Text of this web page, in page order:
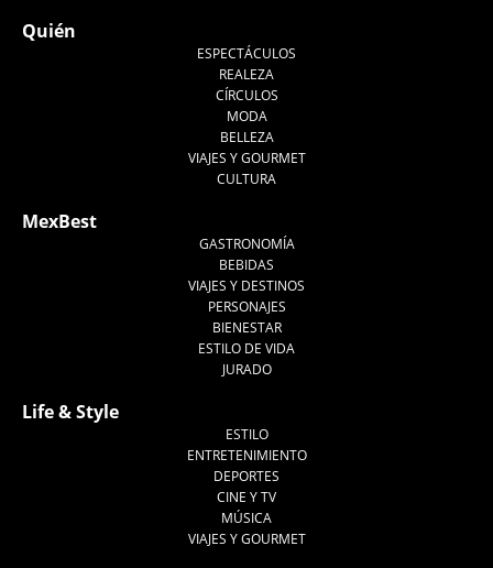
Quién
ESPECTÁCULOS
REALEZA
CÍRCULOS
MODA
BELLEZA
VIAJES Y GOURMET
CULTURA
MexBest
GASTRONOMÍA
BEBIDAS
VIAJES Y DESTINOS
PERSONAJES
BIENESTAR
ESTILO DE VIDA
JURADO
Life & Style
ESTILO
ENTRETENIMIENTO
DEPORTES
CINE Y TV
MÚSICA
VIAJES Y GOURMET